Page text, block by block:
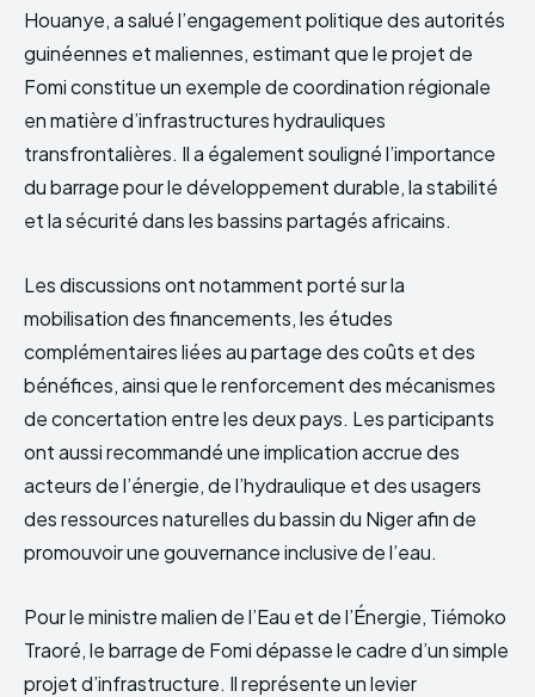
Houanye, a salué l’engagement politique des autorités
guinéennes et maliennes, estimant que le projet de
Fomi constitue un exemple de coordination régionale
en matière d’infrastructures hydrauliques
transfrontalières. Il a également souligné l’importance
du barrage pour le développement durable, la stabilité
et la sécurité dans les bassins partagés africains.
Les discussions ont notamment porté sur la
mobilisation des financements, les études
complémentaires liées au partage des coûts et des
bénéfices, ainsi que le renforcement des mécanismes
de concertation entre les deux pays. Les participants
ont aussi recommandé une implication accrue des
acteurs de l’énergie, de l’hydraulique et des usagers
des ressources naturelles du bassin du Niger afin de
promouvoir une gouvernance inclusive de l’eau.
Pour le ministre malien de l’Eau et de l’Énergie, Tiémoko
Traoré, le barrage de Fomi dépasse le cadre d’un simple
projet d’infrastructure. Il représente un levier